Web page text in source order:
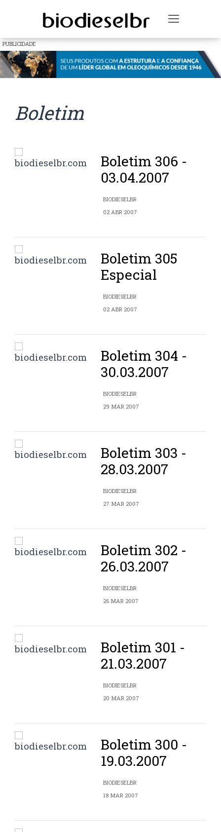
Toggle
PUBLICIDADE
Boletim
Boletim 306 -
03.04.2007
BIODIESELBR
02 ABR 2007
Boletim 305
Especial
BIODIESELBR
02 ABR 2007
Boletim 304 -
30.03.2007
BIODIESELBR
29 MAR 2007
Boletim 303 -
28.03.2007
BIODIESELBR
27 MAR 2007
Boletim 302 -
26.03.2007
BIODIESELBR
26 MAR 2007
Boletim 301 -
21.03.2007
BIODIESELBR
20 MAR 2007
Boletim 300 -
19.03.2007
BIODIESELBR
18 MAR 2007